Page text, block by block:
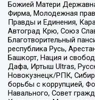
Божией Матери
Фирма, Молодежная
Правды и Единения,
Автоград Крю, Союз
Благотворительный
республика Русь,
Башкорт, Нация и
Дафа, Иртыш Ultras,
Новокузнецк/РПК,
борьбы с коррупцией,
Навального, Совет